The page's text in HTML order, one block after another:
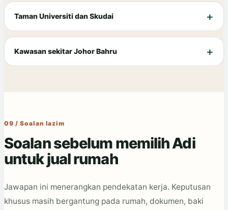
Taman Universiti dan Skudai
Kawasan sekitar Johor Bahru
09 / Soalan lazim
Soalan sebelum memilih Adi
untuk jual rumah
Jawapan ini menerangkan pendekatan kerja. Keputusan
khusus masih bergantung pada rumah, dokumen, baki